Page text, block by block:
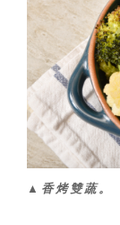
▲香烤雙蔬。